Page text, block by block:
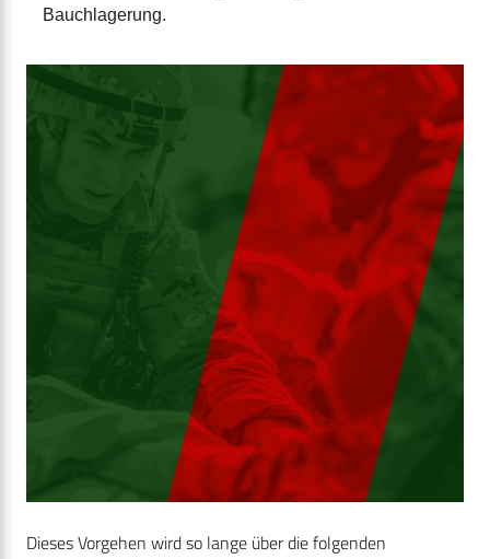
Bauchlagerung.
Dieses Vorgehen wird so lange über die folgenden